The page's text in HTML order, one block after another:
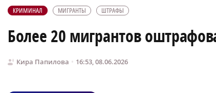
КРИМИНАЛ МИГРАНТЫ ШТРАФЫ
Более 20 мигрантов
Кира Папилова 16:53, 08.06.2026